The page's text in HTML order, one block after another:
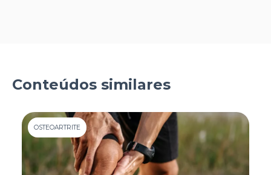
Conteúdos similares
OSTEOARTRITE